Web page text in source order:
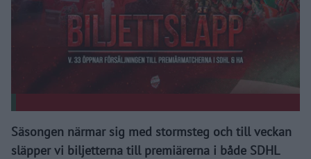
Säsongen närmar sig med stormsteg och till veckan
släpper vi biljetterna till premiärerna i både SDHL